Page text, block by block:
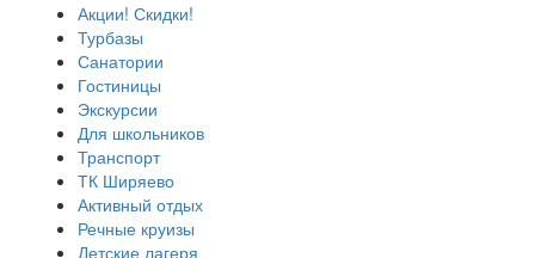
Акции! Скидки!
Турбазы
Санатории
Гостиницы
Экскурсии
Для школьников
Транспорт
ТК Ширяево
Активный отдых
Речные круизы
Детские лагеря